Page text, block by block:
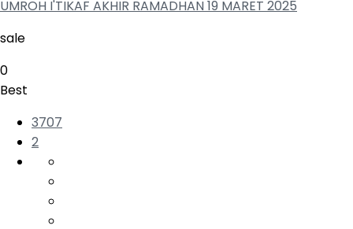
UMROH I'TIKAF AKHIR RAMADHAN 19 MARET 2025
sale
0
Best
3707
2